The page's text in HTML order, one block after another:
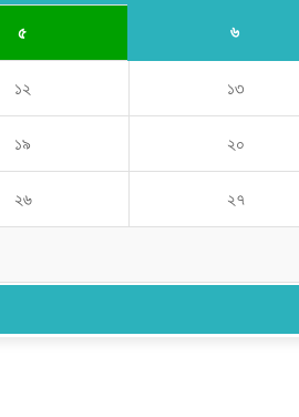
৫ ৬
১২ ১৩
১৯ ২০
২৬ ২৭